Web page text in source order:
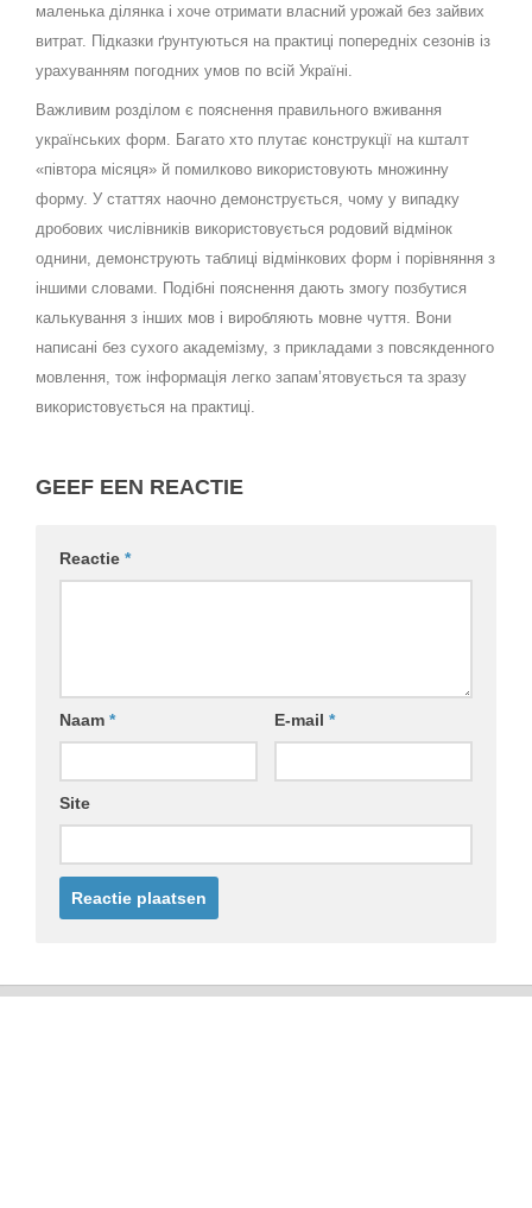
маленька ділянка і хоче отримати власний урожай без зайвих
витрат. Підказки ґрунтуються на практиці попередніх сезонів із
урахуванням погодних умов по всій Україні.
Важливим розділом є пояснення правильного вживання
українських форм. Багато хто плутає конструкції на кшталт
«півтора місяця» й помилково використовують множинну
форму. У статтях наочно демонструється, чому у випадку
дробових числівників використовується родовий відмінок
однини, демонструють таблиці відмінкових форм і порівняння з
іншими словами. Подібні пояснення дають змогу позбутися
калькування з інших мов і виробляють мовне чуття. Вони
написані без сухого академізму, з прикладами з повсякденного
мовлення, тож інформація легко запам’ятовується та зразу
використовується на практиці.
GEEF EEN REACTIE
Reactie *
Naam * E-mail *
Site